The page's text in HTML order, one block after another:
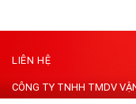
LIÊN HỆ
CÔNG TY TNHH TMDV